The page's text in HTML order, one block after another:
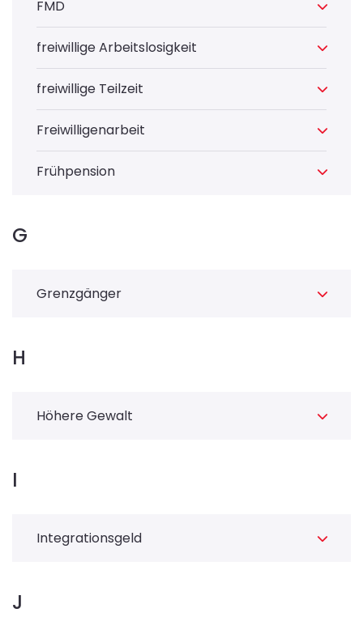
FMD
freiwillige Arbeitslosigkeit
freiwillige Teilzeit
Freiwilligenarbeit
Frühpension
G
Grenzgänger
H
Höhere Gewalt
I
Integrationsgeld
J